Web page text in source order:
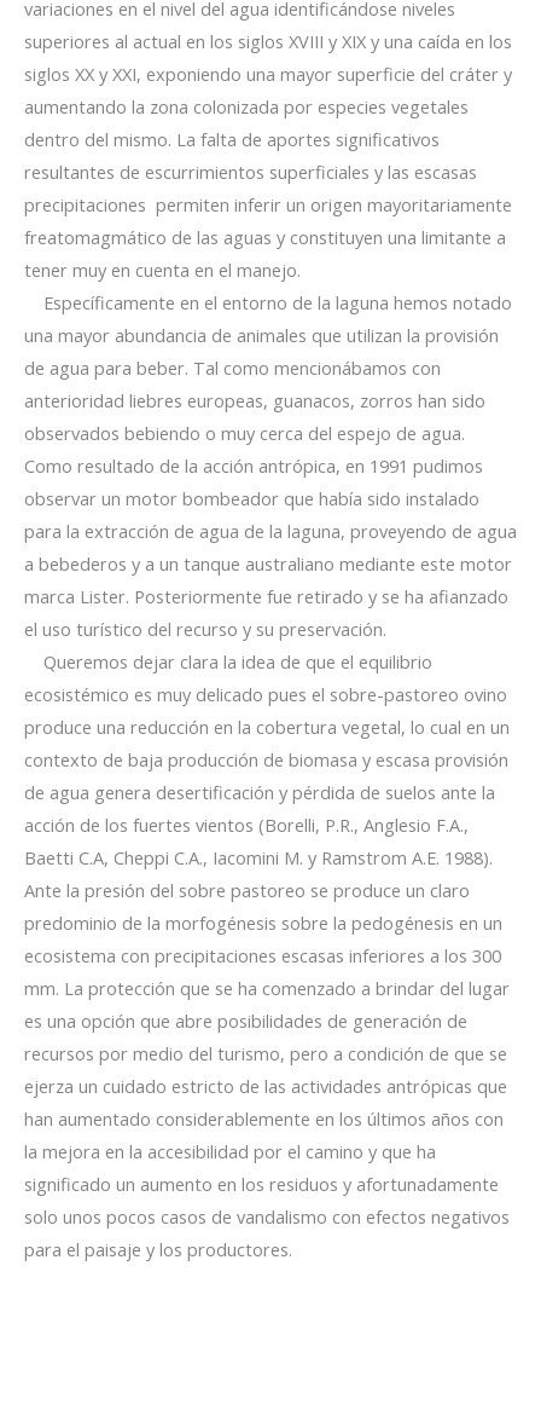
variaciones en el nivel del agua identificándose niveles
superiores al actual en los siglos XVIII y XIX y una caída en los
siglos XX y XXI, exponiendo una mayor superficie del cráter y
aumentando la zona colonizada por especies vegetales
dentro del mismo. La falta de aportes significativos
resultantes de escurrimientos superficiales y las escasas
precipitaciones permiten inferir un origen mayoritariamente
freatomagmático de las aguas y constituyen una limitante a
tener muy en cuenta en el manejo.
Específicamente en el entorno de la laguna hemos notado
una mayor abundancia de animales que utilizan la provisión
de agua para beber. Tal como mencionábamos con
anterioridad liebres europeas, guanacos, zorros han sido
observados bebiendo o muy cerca del espejo de agua.
Como resultado de la acción antrópica, en 1991 pudimos
observar un motor bombeador que había sido instalado
para la extracción de agua de la laguna, proveyendo de agua
a bebederos y a un tanque australiano mediante este motor
marca Lister. Posteriormente fue retirado y se ha afianzado
el uso turístico del recurso y su preservación.
Queremos dejar clara la idea de que el equilibrio
ecosistémico es muy delicado pues el sobre-pastoreo ovino
produce una reducción en la cobertura vegetal, lo cual en un
contexto de baja producción de biomasa y escasa provisión
de agua genera desertificación y pérdida de suelos ante la
acción de los fuertes vientos (Borelli, P.R., Anglesio F.A.,
Baetti C.A, Cheppi C.A., Iacomini M. y Ramstrom A.E. 1988).
Ante la presión del sobre pastoreo se produce un claro
predominio de la morfogénesis sobre la pedogénesis en un
ecosistema con precipitaciones escasas inferiores a los 300
mm. La protección que se ha comenzado a brindar del lugar
es una opción que abre posibilidades de generación de
recursos por medio del turismo, pero a condición de que se
ejerza un cuidado estricto de las actividades antrópicas que
han aumentado considerablemente en los últimos años con
la mejora en la accesibilidad por el camino y que ha
significado un aumento en los residuos y afortunadamente
solo unos pocos casos de vandalismo con efectos negativos
para el paisaje y los productores.